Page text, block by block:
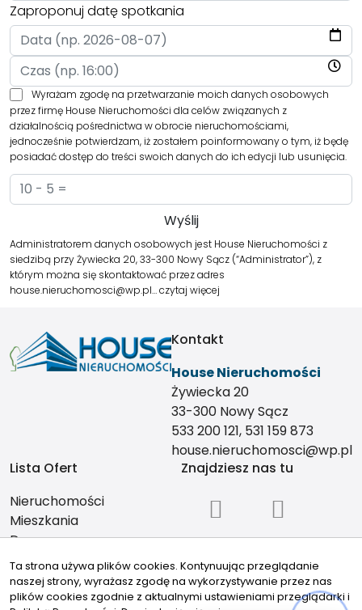
Zaproponuj datę spotkania
Wyrażam zgodę na przetwarzanie moich danych osobowych
przez firmę House Nieruchomości dla celów związanych z
działalnością pośrednictwa w obrocie nieruchomościami,
jednocześnie potwierdzam, iż zostałem poinformowany o tym, iż będę
posiadać dostęp do treści swoich danych do ich edycji lub usunięcia.
Administratorem danych osobowych jest House Nieruchomości z
siedzibą przy Żywiecka 20, 33-300 Nowy Sącz (“Administrator”), z
którym można się skontaktować przez adres
house.nieruchomosci@wp.pl…czytaj więcej
Kontakt
House Nieruchomości
Żywiecka 20
33-300 Nowy Sącz
533 200 121, 531 159 873
house.nieruchomosci@wp.pl
Lista Ofert
Nieruchomości
Mieszkania
Domy
Działki
Lokale
Oferty specjalne
Znajdziesz nas tu
Ta strona używa plików cookies. Kontynuując przeglądanie
naszej strony, wyrażasz zgodę na wykorzystywanie przez nas
plików cookies zgodnie z aktualnymi ustawieniami przeglądarki i